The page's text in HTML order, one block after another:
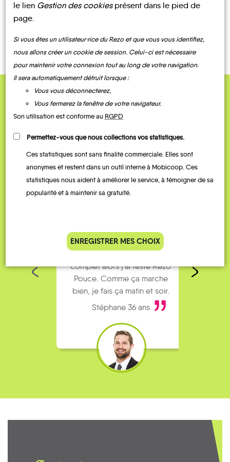
QUELQUES
Témoignages
Je vais bosser en train, mais le
parking de la gare est toujours
complet alors j’ai testé Rezo
Pouce. Comme ça marche
bien, je fais ça matin et soir.
Stéphane 36 ans
le lien Gestion des cookiesprésent dans le pied de
page.
Si vous êtes un utilisateur·rice du Rezo et que vous vous identifiez,
nous allons créer un cookie de session. Celui-ci est nécessaire
pour maintenir votre connexion tout au long de votre navigation.
Il sera automatiquement détruit lorsque :
Vous vous déconnecterez,
Vous fermerez la fenêtre de votre navigateur.
Son utilisation est conforme au RGPD
Permettez-vous que nous collections vos statistiques.
Ces statistiques sont sans finalité commerciale. Elles sont
anonymes et restent dans un outil interne à Mobicoop. Ces
statistiques nous aident à améliorer le service, à témoigner de sa
popularité et à maintenir sa gratuité.
ENREGISTRER MES CHOIX